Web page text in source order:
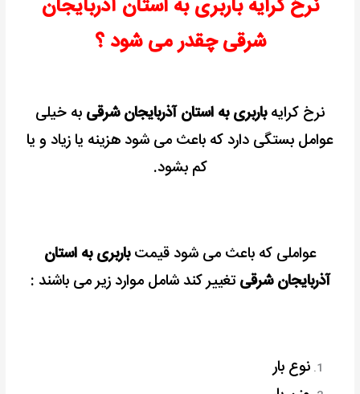
نرخ کرایه باربری به استان آذربایجان
شرقی چقدر می شود ؟
نرخ کرایهباربری به استان آذربایجان شرقی به خیلی
عوامل بستگی دارد که باعث می شود هزینه یا زیاد و یا
کم بشود.
عواملی که باعث می شود قیمتباربری به استان
آذربایجان شرقیتغییر کند شامل موارد زیر می باشند :
نوع بار